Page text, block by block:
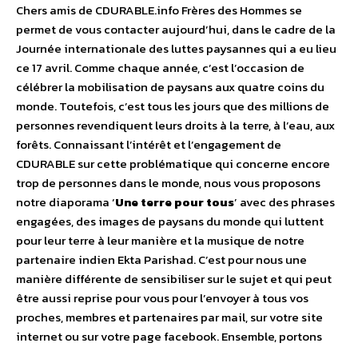
Chers amis de CDURABLE.info Frères des Hommes se
permet de vous contacter aujourd’hui, dans le cadre de la
Journée internationale des luttes paysannes qui a eu lieu
ce 17 avril. Comme chaque année, c’est l’occasion de
célébrer la mobilisation de paysans aux quatre coins du
monde. Toutefois, c’est tous les jours que des millions de
personnes revendiquent leurs droits à la terre, à l’eau, aux
forêts. Connaissant l’intérêt et l’engagement de
CDURABLE sur cette problématique qui concerne encore
trop de personnes dans le monde, nous vous proposons
notre diaporama ‘Une terre pour tous’ avec des phrases
engagées, des images de paysans du monde qui luttent
pour leur terre à leur manière et la musique de notre
partenaire indien Ekta Parishad. C’est pour nous une
manière différente de sensibiliser sur le sujet et qui peut
être aussi reprise pour vous pour l’envoyer à tous vos
proches, membres et partenaires par mail, sur votre site
internet ou sur votre page facebook. Ensemble, portons